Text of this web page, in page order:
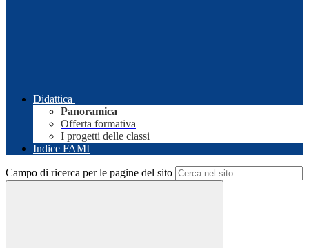
Didattica
Panoramica
Offerta formativa
I progetti delle classi
Indice FAMI
Campo di ricerca per le pagine del sito